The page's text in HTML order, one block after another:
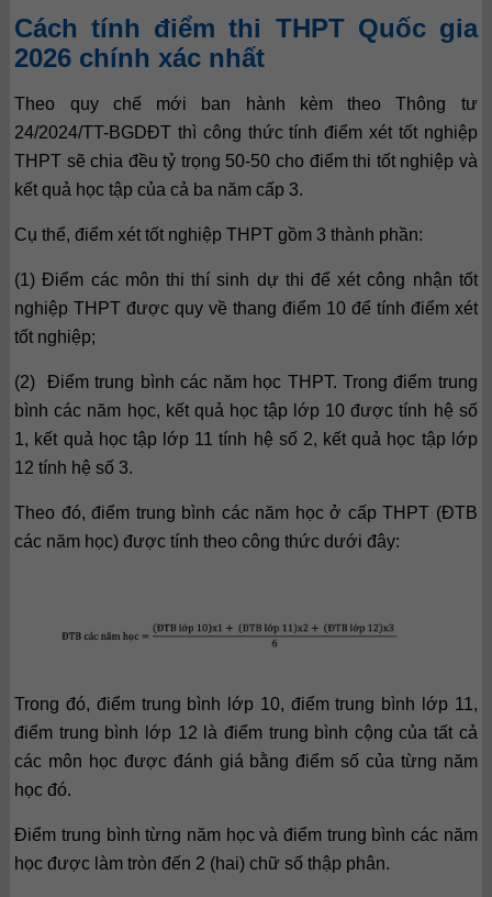
Cách tính điểm thi THPT Quốc gia
2026 chính xác nhất
Theo quy chế mới ban hành kèm theo Thông tư
24/2024/TT-BGDĐT thì công thức tính điểm xét tốt nghiệp
THPT sẽ chia đều tỷ trọng 50-50 cho điểm thi tốt nghiệp và
kết quả học tập của cả ba năm cấp 3.
Cụ thể, điểm xét tốt nghiệp THPT gồm 3 thành phần:
(1) Điểm các môn thi thí sinh dự thi để xét công nhận tốt
nghiệp THPT được quy về thang điểm 10 để tính điểm xét
tốt nghiệp;
(2) Điểm trung bình các năm học THPT. Trong điểm trung
bình các năm học, kết quả học tập lớp 10 được tính hệ số
1, kết quả học tập lớp 11 tính hệ số 2, kết quả học tập lớp
12 tính hệ số 3.
Theo đó, điểm trung bình các năm học ở cấp THPT (ĐTB
các năm học) được tính theo công thức dưới đây:
Trong đó, điểm trung bình lớp 10, điểm trung bình lớp 11,
điểm trung bình lớp 12 là điểm trung bình cộng của tất cả
các môn học được đánh giá bằng điểm số của từng năm
học đó.
Điểm trung bình từng năm học và điểm trung bình các năm
học được làm tròn đến 2 (hai) chữ số thập phân.